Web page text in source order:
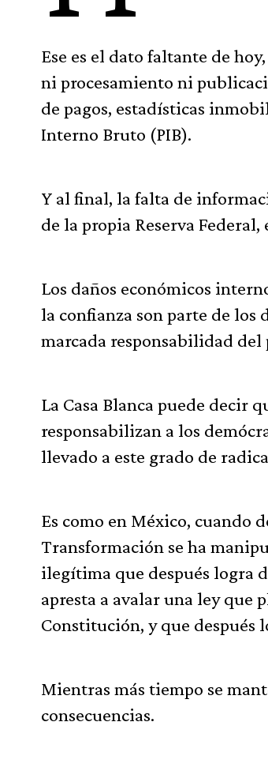
Ese es el dato faltante de
ni procesamiento ni
de pagos, estadísticas
Interno Bruto (PIB).
Y al final, la falta de
de la propia Reserva
Los daños económicos
la confianza son parte de los
marcada responsabilidad
La Casa Blanca puede decir
responsabilizan a los
llevado a este grado de
Es como en México, cuando
Transformación se ha
ilegítima que después logra
apresta a avalar una ley que
Constitución, y que después
Mientras más tiempo se
consecuencias.